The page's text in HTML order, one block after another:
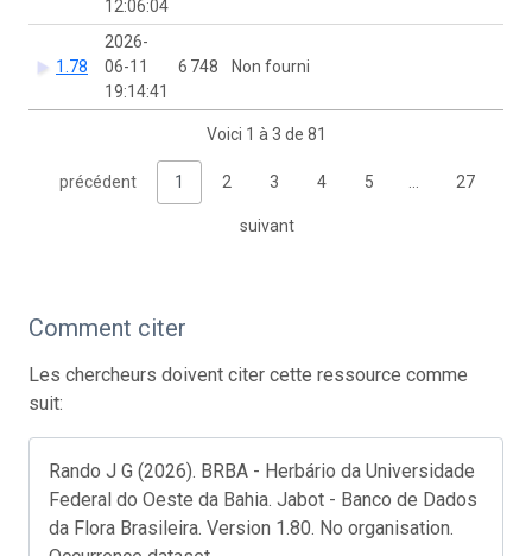
12:06:04
1.78
2026-
06-11
19:14:41
6 748 Non fourni
Voici 1 à 3 de 81
précédent 1 2 3 4 5 27
suivant
Comment citer
Les chercheurs doivent citer cette ressource comme
suit:
Rando J G (2026). BRBA - Herbário da Universidade
Federal do Oeste da Bahia. Jabot - Banco de Dados
da Flora Brasileira. Version 1.80. No organisation.